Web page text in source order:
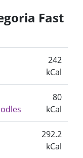
Fast
242
kCal
80
kCal
292.2
kCal